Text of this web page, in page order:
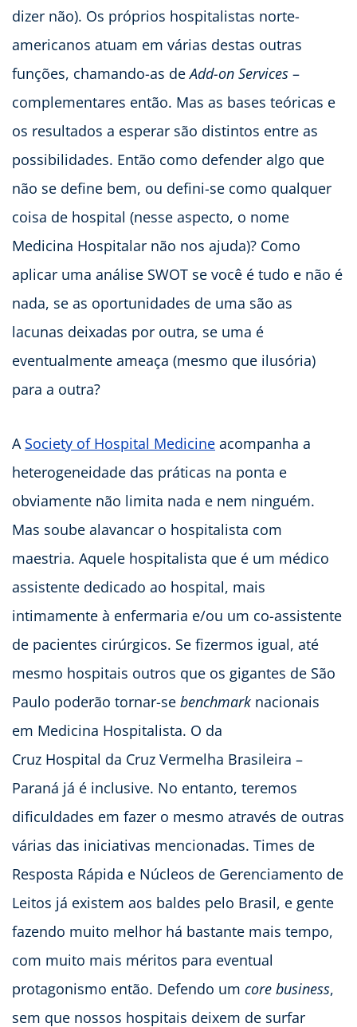
dizer não). Os próprios hospitalistas norte-
americanos atuam em várias destas outras
funções, chamando-as deAdd-on Services –
complementares então. Mas as bases teóricas e
os resultados a esperar são distintos entre as
possibilidades. Então como defender algo que
não se define bem, ou defini-se como qualquer
coisa de hospital (nesse aspecto, o nome
Medicina Hospitalar não nos ajuda)? Como
aplicar uma análise SWOT se você é tudo e não é
nada, se as oportunidades de uma são as
lacunas deixadas por outra, se uma é
eventualmente ameaça (mesmo que ilusória)
para a outra?
A Society of Hospital Medicine acompanha a
heterogeneidade das práticas na ponta e
obviamente não limita nada e nem ninguém.
Mas soube alavancar o hospitalista com
maestria. Aquele hospitalista que é um médico
assistente dedicado ao hospital, mais
intimamente à enfermaria e/ou um co-assistente
de pacientes cirúrgicos. Se fizermos igual, até
mesmo hospitais outros que os gigantes de São
Paulo poderão tornar-se benchmark nacionais
em Medicina Hospitalista. O da
Cruz Hospital da Cruz Vermelha Brasileira –
Paraná já é inclusive. No entanto, teremos
dificuldades em fazer o mesmo através de outras
várias das iniciativas mencionadas. Times de
Resposta Rápida e Núcleos de Gerenciamento de
Leitos já existem aos baldes pelo Brasil, e gente
fazendo muito melhor há bastante mais tempo,
com muito mais méritos para eventual
protagonismo então. Defendo um core business,
sem que nossos hospitais deixem de surfar